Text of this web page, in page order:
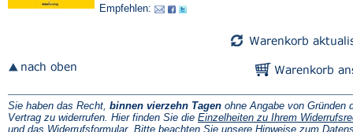
Empfehlen:
Sie haben das Recht, binnen vierzehn Tagen ohne Angabe von Gründen
Vertrag zu widerrufen. Hier finden Sie die Einzelheiten zu Ihrem
und das Widerrufsformular(Öffnet
. Bitte beachten Sie unsere Hinweise zum